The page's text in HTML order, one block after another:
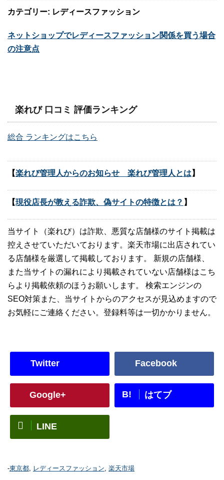
カテゴリー: レディースファッション
ネットショップでレディースファッション関係を買う場合
の注意点
楽れび 口コミ 評価ランキング
総合 ランキングはこちら
【楽れび管理人からのお知らせ 楽れび管理人とは 】
【現役店長が教える詐欺、偽サイトの特徴とは？ 】
当サイト（楽れび）は詐欺、悪質な店舗様のサイト掲載は
控えさせていただいております。楽天市場に出店されてい
る店舗様を厳選して掲載しております。 新規の店舗様、
また当サイトの漏れにより掲載されていない店舗様はこち
らより掲載依頼のほうお願いします。 検索エンジンの
SEO対策また、当サイトからのアクセスが見込めますので
お気軽にご連絡ください。登録料等は一切かかりません。
Twitter Facebook
Google+ B! はてブ
LINE
-東京都, レディースファッション, 楽天市場